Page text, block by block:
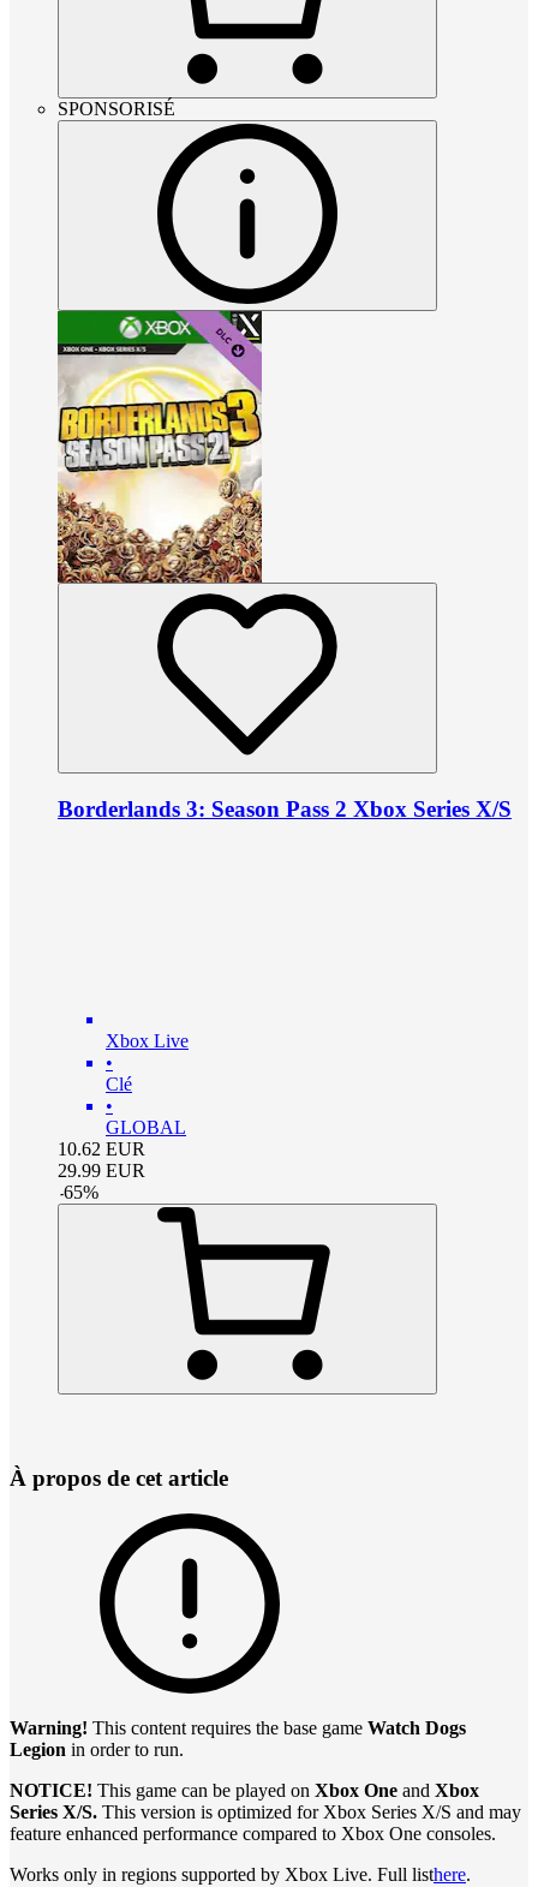
SPONSORISÉ
Borderlands 3: Season Pass 2 Xbox Series X/S
Xbox Live
•
Clé
•
GLOBAL
10.62 EUR
29.99 EUR
-65%
À propos de cet article
Warning! This content requires the base game Watch Dogs
Legion in order to run.
NOTICE! This game can be played on Xbox One and Xbox
Series X/S. This version is optimized for Xbox Series X/S and may
feature enhanced performance compared to Xbox One consoles.
Works only in regions supported by Xbox Live. Full listhere.